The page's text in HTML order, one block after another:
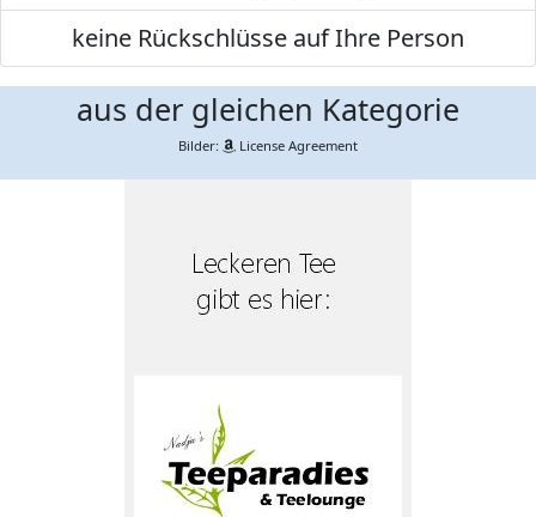
keine Rückschlüsse auf Ihre Person
aus der gleichen Kategorie
Bilder: License Agreement